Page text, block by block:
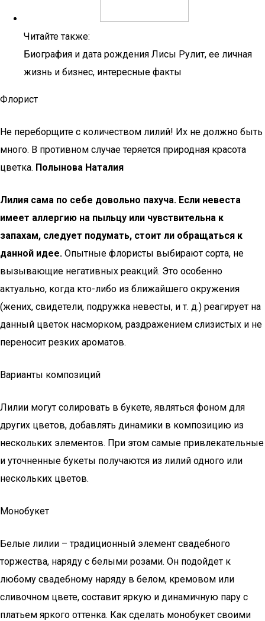
Читайте также:
Биография и дата рождения Лисы Рулит, ее личная
жизнь и бизнес, интересные факты
Флорист
Не переборщите с количеством лилий! Их не должно быть
много. В противном случае теряется природная красота
цветка. Полынова Наталия
Лилия сама по себе довольно пахуча. Если невеста
имеет аллергию на пыльцу или чувствительна к
запахам, следует подумать, стоит ли обращаться к
данной идее. Опытные флористы выбирают сорта, не
вызывающие негативных реакций. Это особенно
актуально, когда кто-либо из ближайшего окружения
(жених, свидетели, подружка невесты, и т. д.) реагирует на
данный цветок насморком, раздражением слизистых и не
переносит резких ароматов.
Варианты композиций
Лилии могут солировать в букете, являться фоном для
других цветов, добавлять динамики в композицию из
нескольких элементов. При этом самые привлекательные
и уточненные букеты получаются из лилий одного или
нескольких цветов.
Монобукет
Белые лилии – традиционный элемент свадебного
торжества, наряду с белыми розами. Он подойдет к
любому свадебному наряду в белом, кремовом или
сливочном цвете, составит яркую и динамичную пару с
платьем яркого оттенка. Как сделать монобукет своими